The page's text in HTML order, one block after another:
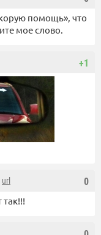
помощь», что
мое слово.
+1
0
url